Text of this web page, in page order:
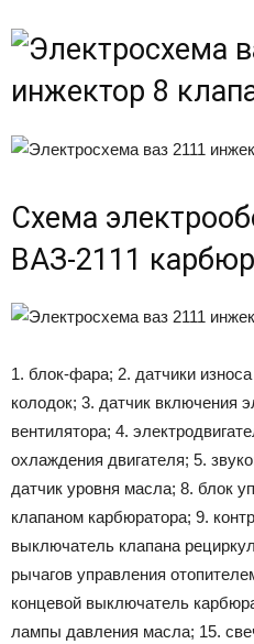
Схема
ВАЗ-2111
1. блок-фара; 2. датчики
колодок; 3. датчик включения
вентилятора; 4.
охлаждения двигателя; 5.
датчик уровня масла; 8. блок
клапаном карбюратора; 9.
выключатель клапана
рычагов управления
концевой выключатель
лампы давления масла; 15.